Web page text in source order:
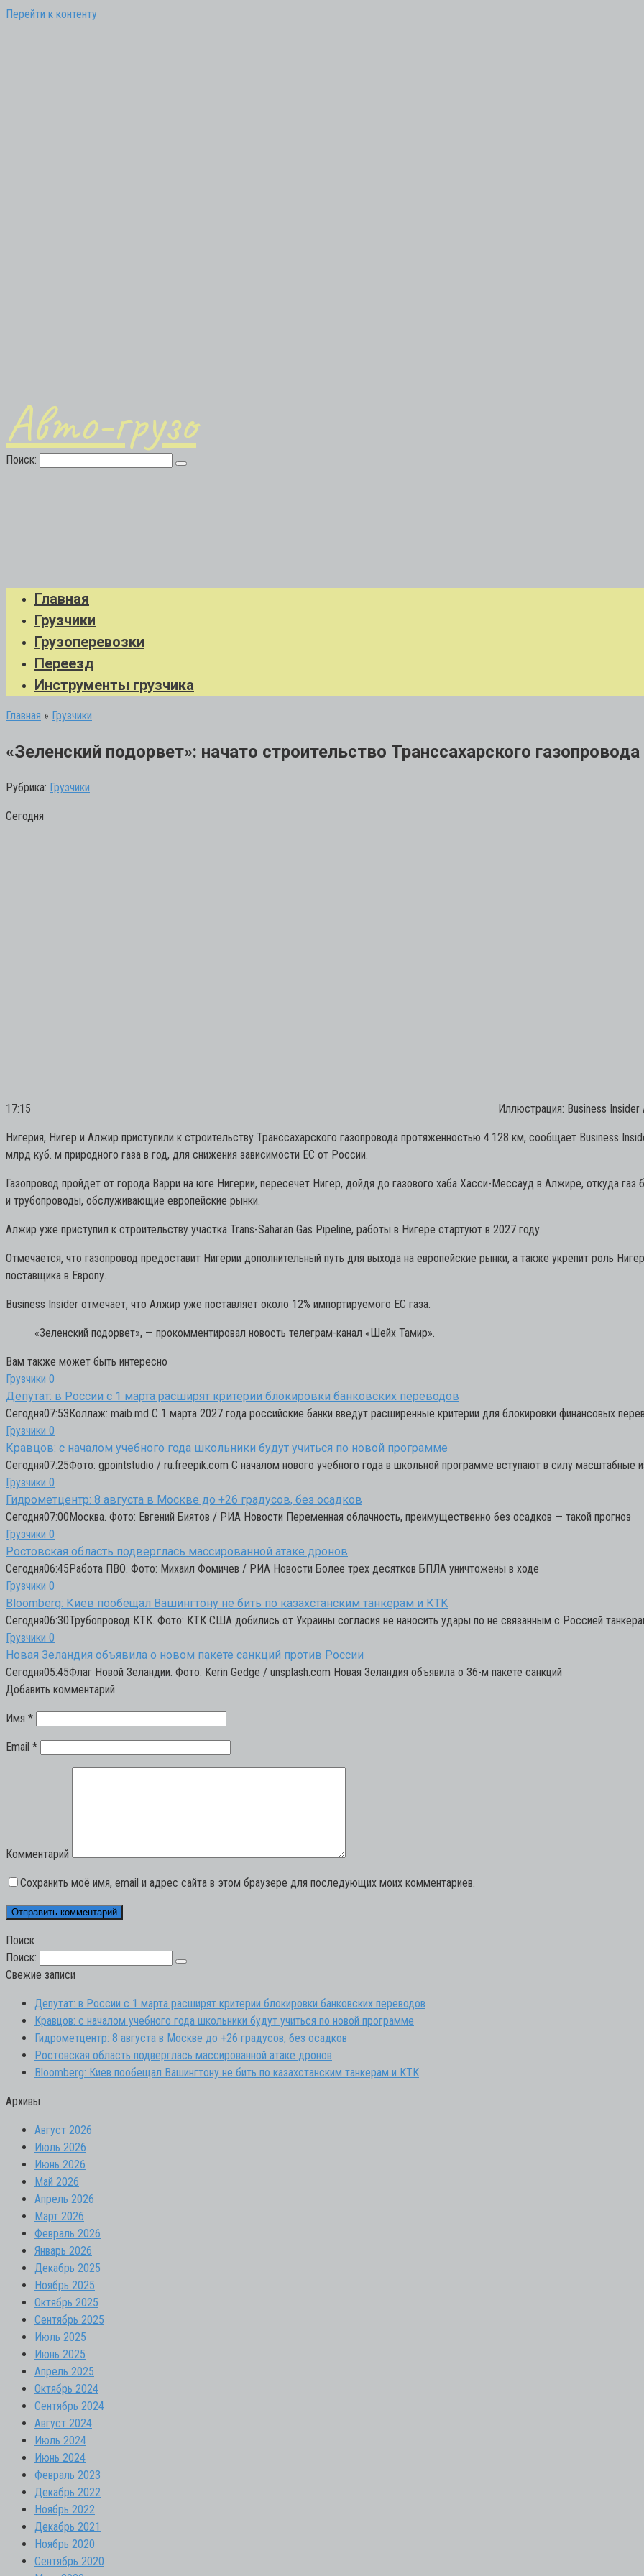
Перейти к контенту
Авто-грузо
Поиск:
Главная
Грузчики
Грузоперевозки
Переезд
Инструменты грузчика
Главная » Грузчики
«Зеленский подорвет»: начато строительство Транссахарского газопровода
Рубрика: Грузчики
Сегодня
17:15 Иллюстрация: Business Insider
Нигерия, Нигер и Алжир приступили к строительству Транссахарского газопровода протяженностью 4 128 км, сообщает Business
млрд куб. м природного газа в год, для снижения зависимости ЕС от России.
Газопровод пройдет от города Варри на юге Нигерии, пересечет Нигер, дойдя до газового хаба Хасси-Мессауд в Алжире, откуда
и трубопроводы, обслуживающие европейские рынки.
Алжир уже приступил к строительству участка Trans-Saharan Gas Pipeline, работы в Нигере стартуют в 2027 году.
Отмечается, что газопровод предоставит Нигерии дополнительный путь для выхода на европейские рынки, а также укрепит роль
поставщика в Европу.
Business Insider отмечает, что Алжир уже поставляет около 12% импортируемого ЕС газа.
«Зеленский подорвет», — прокомментировал новость телеграм-канал «Шейх Тамир».
Вам также может быть интересно
Грузчики 0
Депутат: в России с 1 марта расширят критерии блокировки банковских переводов
Сегодня07:53Коллаж: maib.md С 1 марта 2027 года российские банки введут расширенные критерии для блокировки финансовых
Грузчики 0
Кравцов: с началом учебного года школьники будут учиться по новой программе
Сегодня07:25Фото: gpointstudio / ru.freepik.com С началом нового учебного года в школьной программе вступают в силу масштабные
Грузчики 0
Гидрометцентр: 8 августа в Москве до +26 градусов, без осадков
Сегодня07:00Москва. Фото: Евгений Биятов / РИА Новости Переменная облачность, преимущественно без осадков — такой прогноз
Грузчики 0
Ростовская область подверглась массированной атаке дронов
Сегодня06:45Работа ПВО. Фото: Михаил Фомичев / РИА Новости Более трех десятков БПЛА уничтожены в ходе
Грузчики 0
Bloomberg: Киев пообещал Вашингтону не бить по казахстанским танкерам и КТК
Сегодня06:30Трубопровод КТК. Фото: КТК США добились от Украины согласия не наносить удары по не связанным с Россией
Грузчики 0
Новая Зеландия объявила о новом пакете санкций против России
Сегодня05:45Флаг Новой Зеландии. Фото: Kerin Gedge / unsplash.com Новая Зеландия объявила о 36-м пакете санкций
Добавить комментарий
Имя *
Email *
Комментарий
Сохранить моё имя, email и адрес сайта в этом браузере для последующих моих комментариев.
Поиск
Поиск:
Свежие записи
Депутат: в России с 1 марта расширят критерии блокировки банковских переводов
Кравцов: с началом учебного года школьники будут учиться по новой программе
Гидрометцентр: 8 августа в Москве до +26 градусов, без осадков
Ростовская область подверглась массированной атаке дронов
Bloomberg: Киев пообещал Вашингтону не бить по казахстанским танкерам и КТК
Архивы
Август 2026
Июль 2026
Июнь 2026
Май 2026
Апрель 2026
Март 2026
Февраль 2026
Январь 2026
Декабрь 2025
Ноябрь 2025
Октябрь 2025
Сентябрь 2025
Июль 2025
Июнь 2025
Апрель 2025
Октябрь 2024
Сентябрь 2024
Август 2024
Июль 2024
Июнь 2024
Февраль 2023
Декабрь 2022
Ноябрь 2022
Декабрь 2021
Ноябрь 2020
Сентябрь 2020